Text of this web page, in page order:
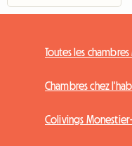
Toutes les
Chambres chez
Colivings